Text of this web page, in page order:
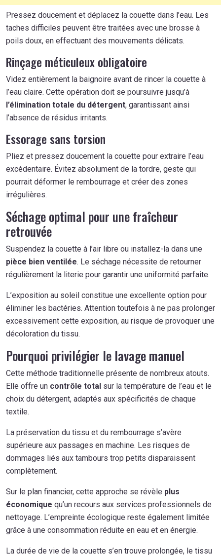
Pressez doucement et déplacez la couette dans l’eau. Les
taches difficiles peuvent être traitées avec une brosse à
poils doux, en effectuant des mouvements délicats.
Rinçage méticuleux obligatoire
Videz entièrement la baignoire avant de rincer la couette à
l’eau claire. Cette opération doit se poursuivre jusqu’à
l’élimination totale du détergent, garantissant ainsi
l’absence de résidus irritants.
Essorage sans torsion
Pliez et pressez doucement la couette pour extraire l’eau
excédentaire. Évitez absolument de la tordre, geste qui
pourrait déformer le rembourrage et créer des zones
irrégulières.
Séchage optimal pour une fraîcheur
retrouvée
Suspendez la couette à l’air libre ou installez-la dans une
pièce bien ventilée. Le séchage nécessite de retourner
régulièrement la literie pour garantir une uniformité parfaite.
L’exposition au soleil constitue une excellente option pour
éliminer les bactéries. Attention toutefois à ne pas prolonger
excessivement cette exposition, au risque de provoquer une
décoloration du tissu.
Pourquoi privilégier le lavage manuel
Cette méthode traditionnelle présente de nombreux atouts.
Elle offre un contrôle total sur la température de l’eau et le
choix du détergent, adaptés aux spécificités de chaque
textile.
La préservation du tissu et du rembourrage s’avère
supérieure aux passages en machine. Les risques de
dommages liés aux tambours trop petits disparaissent
complètement.
Sur le plan financier, cette approche se révèle plus
économique qu’un recours aux services professionnels de
nettoyage. L’empreinte écologique reste également limitée
grâce à une consommation réduite en eau et en énergie.
La durée de vie de la couette s’en trouve prolongée, le tissu